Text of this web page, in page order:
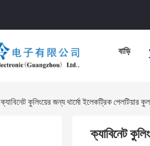
বাড়ি
ক্যাবিনেট কুলিংয়ের জন্য থার্মো ইলেকট্রিক পেলটিয়ার
ক্যাবিনেট